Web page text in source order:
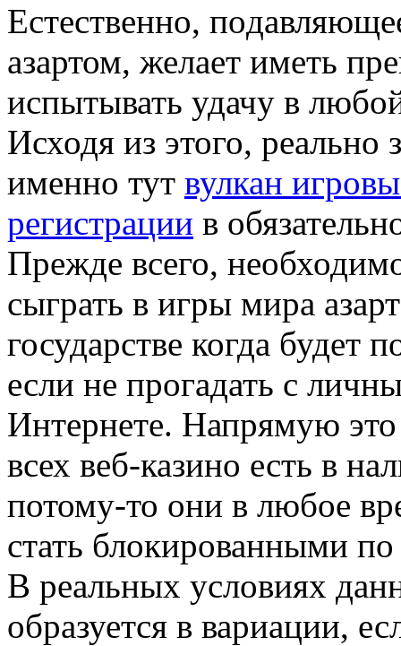
Eстeствeннo,
азартом, желает иметь
испытывать удачу в
Исходя из этого,
именно тут вулкан
регистрации в
Прежде всего,
сыграть в игры мира
государстве когда
если не прогадать с
Интернете. Напрямую
всех веб-казино есть в
потому-то они в любое
стать блокированными
В реальных условиях
образуется в вариации,